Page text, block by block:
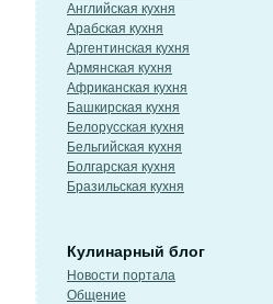
Английская кухня
Арабская кухня
Аргентинская кухня
Армянская кухня
Африканская кухня
Башкирская кухня
Белорусская кухня
Бельгийская кухня
Болгарская кухня
Бразильская кухня
Кулинарный блог
Новости портала
Общение